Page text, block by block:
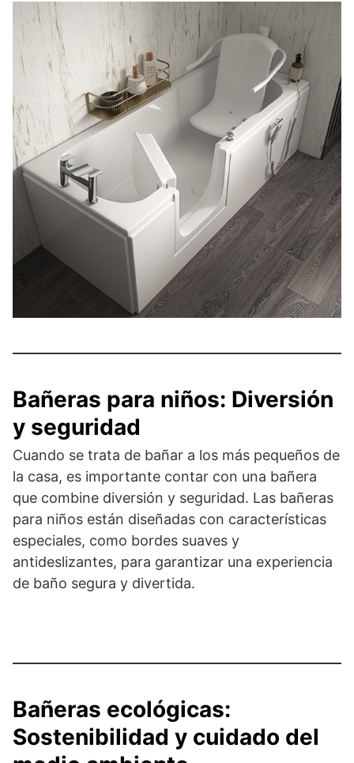
Bañeras para niños: Diversión
y seguridad
Cuando se trata de bañar a los más pequeños de
la casa, es importante contar con una bañera
que combine diversión y seguridad. Las bañeras
para niños están diseñadas con características
especiales, como bordes suaves y
antideslizantes, para garantizar una experiencia
de baño segura y divertida.
Bañeras ecológicas:
Sostenibilidad y cuidado del